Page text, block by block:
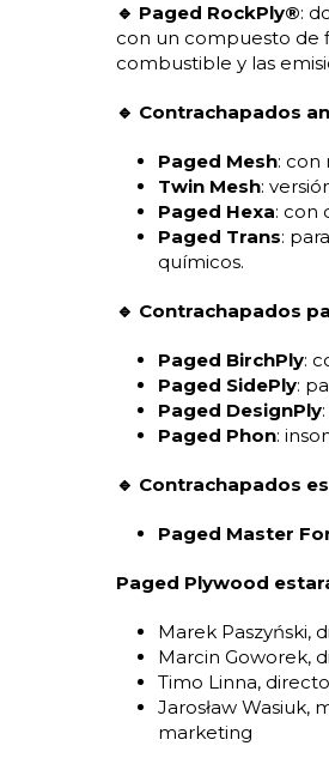
🔹 Paged RockPly®:
con un compuesto de
combustible y las
🔹 Contrachapados
Paged Mesh: con
Twin Mesh:
Paged Hexa: con
Paged Trans:
químicos.
🔹 Contrachapados
Paged BirchPly:
Paged SidePly:
Paged DesignPly
Paged Phon:
🔹 Contrachapados
Paged Master
Paged Plywood
Marek Paszyński,
Marcin Goworek,
Timo Linna,
Jarosław Wasiuk,
marketing